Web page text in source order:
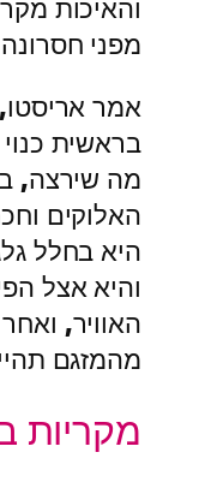
והאיכות
מפני
אמר
בראשית
מה שירצה,
האלוקים
היא בחלל
והיא אצל
האוויר,
מהמזגם
מקריות